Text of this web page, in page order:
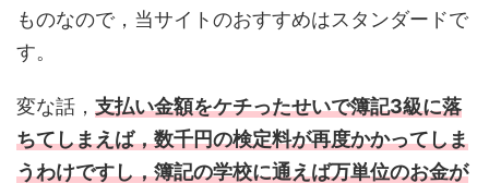
ものなので，当サイトのおすすめはスタンダードで
す。
変な話， 支払い金額をケチったせいで簿記3級に落
ちてしまえば，数千円の検定料が再度かかってしま
うわけですし，簿記の学校に通えば万単位のお金が